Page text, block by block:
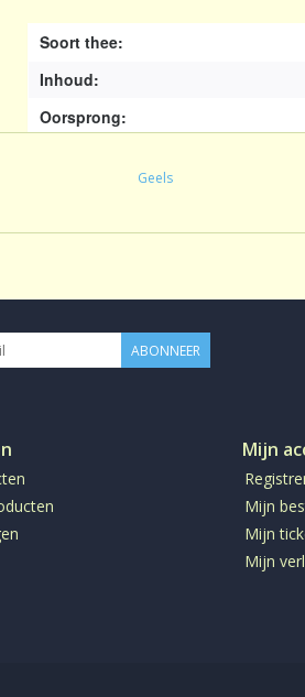
Soort thee:
Inhoud:
Oorsprong:
Gezoet:
Productie:
Geels
ABONNEER
Mijn
Mijn
Mijn
Mijn